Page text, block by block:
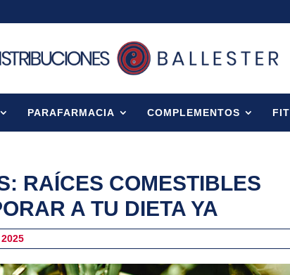
PARAFARMACIA COMPLEMENTOS
RAÍCES COMESTIBLES
A TU DIETA YA